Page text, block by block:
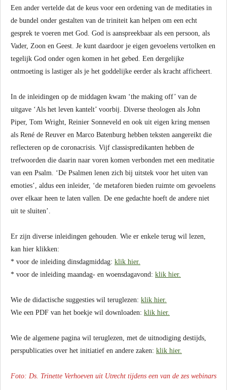
Een ander vertelde dat de keus voor een ordening van de meditaties in
de bundel onder gestalten van de triniteit kan helpen om een echt
gesprek te voeren met God. God is aanspreekbaar als een persoon, als
Vader, Zoon en Geest. Je kunt daardoor je eigen gevoelens vertolken en
tegelijk God onder ogen komen in het gebed. Een dergelijke
ontmoeting is lastiger als je het goddelijke eerder als kracht afficheert.
In de inleidingen op de middagen kwam ‘the making off’ van de
uitgave ‘Als het leven kantelt’ voorbij. Diverse theologen als John
Piper, Tom Wright, Reinier Sonneveld en ook uit eigen kring mensen
als René de Reuver en Marco Batenburg hebben teksten aangereikt die
reflecteren op de coronacrisis. Vijf classispredikanten hebben de
trefwoorden die daarin naar voren komen verbonden met een meditatie
van een Psalm. ‘De Psalmen lenen zich bij uitstek voor het uiten van
emoties’, aldus een inleider, ‘de metaforen bieden ruimte om gevoelens
over elkaar heen te laten vallen. De ene gedachte hoeft de andere niet
uit te sluiten’.
Er zijn diverse inleidingen gehouden. Wie er enkele terug wil lezen,
kan hier klikken:
* voor de inleiding dinsdagmiddag: klik hier.
* voor de inleiding maandag- en woensdagavond: klik hier.
Wie de didactische suggesties wil teruglezen: klik hier.
Wie een PDF van het boekje wil downloaden: klik hier.
Wie de algemene pagina wil teruglezen, met de uitnodiging destijds,
perspublicaties over het initiatief en andere zaken: klik hier.
Foto: Ds. Trinette Verhoeven uit Utrecht tijdens een van de zes webinars